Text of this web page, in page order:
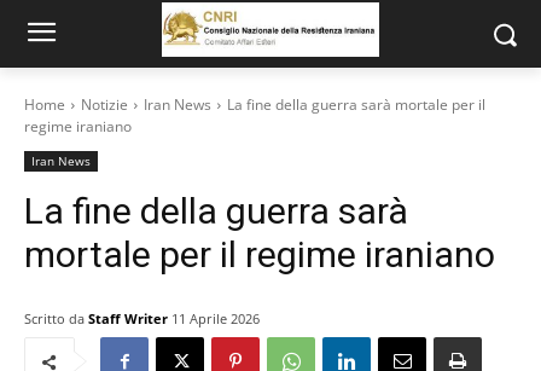
Home Notizie Iran News
La fine della guerra sarà mortale per il
regime iraniano
Iran News
La fine della guerra sarà
mortale per il regime iraniano
Scritto da Staff Writer 11 Aprile 2026